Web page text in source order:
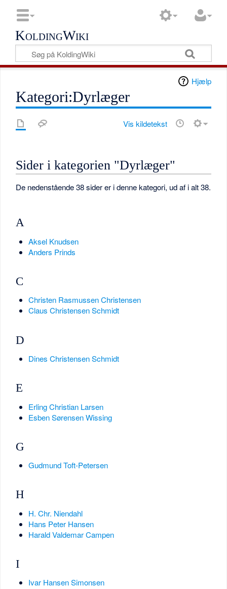
KoldingWiki
Hjælp
Kategori:Dyrlæger
Vis kildetekst
Sider i kategorien "Dyrlæger"
De nedenstående 38 sider er i denne kategori, ud af i alt 38.
A
Aksel Knudsen
Anders Prinds
C
Christen Rasmussen Christensen
Claus Christensen Schmidt
D
Dines Christensen Schmidt
E
Erling Christian Larsen
Esben Sørensen Wissing
G
Gudmund Toft-Petersen
H
H. Chr. Niendahl
Hans Peter Hansen
Harald Valdemar Campen
I
Ivar Hansen Simonsen